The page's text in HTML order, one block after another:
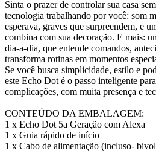
Sinta o prazer de controlar sua casa
tecnologia trabalhando por você: som
esperava, graves que surpreendem, e
combina com sua decoração. E mais:
dia-a-dia, que entende comandos,
transforma rotinas em momentos
Se você busca simplicidade, estilo e
este Echo Dot é o passo inteligente
complicações, com muita presença e
CONTEÚDO DA EMBALAGEM:
1 x Echo Dot 5a Geração com Alexa
1 x Guia rápido de início
1 x Cabo de alimentação (incluso-